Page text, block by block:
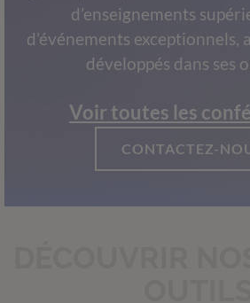
d’enseignements
d’événements exceptionnels,
développés dans ses
Voir toutes les
CONTACTEZ-